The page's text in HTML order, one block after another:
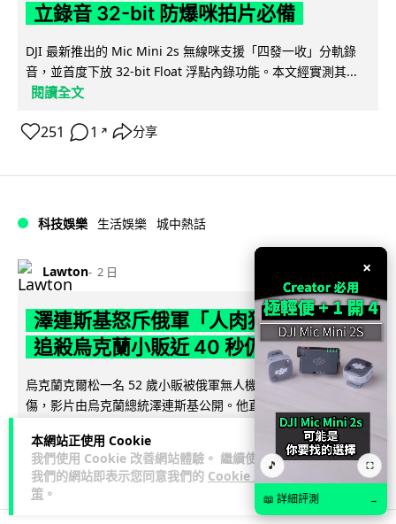
本網站正使用 Cookie
我們使用 Cookie 改善網站體驗。 繼續使用
我們的網站即表示您同意我們的 Cookie 政
策 。
立錄音 32-bit 防爆咪拍片必備
DJI 最新推出的 Mic Mini 2s 無線咪支援「四發一收」分軌錄
音，並首度下放 32-bit Float 浮點內錄功能。本文經實測其...
閱讀全文
251 1 ↗ 分享
科技娛樂 生活娛樂 城中熱話
Lawton 2 日
澤連斯基怒斥俄軍「人肉狩獵」 無人機
追殺烏克蘭小販近 40 秒仍被炸傷
烏克蘭克爾松一名 52 歲小販被俄軍無人機追擊近 40 秒後被炸
傷，影片由烏克蘭總統澤連斯基公開。他直斥俄軍對平民進行
126 41 ↗ 分享
×
🎵 ⛶
📖 詳細評測 →